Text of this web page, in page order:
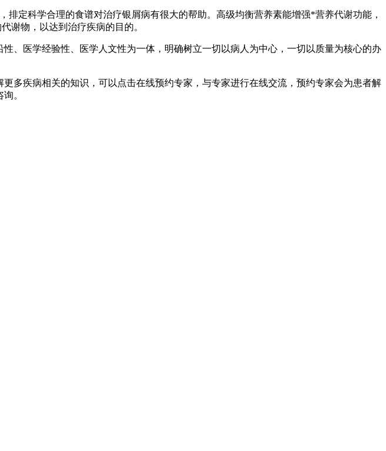
定科学合理的食谱对治疗银屑病有很大的帮助。高级均衡营养素能增强*营养代谢功能，
谢物，以达到治疗疾病的目的。
、医学经验性、医学人文性为一体，明确树立一切以病人为中心，一切以质量为核心的办
多疾病相关的知识，可以点击在线预约专家，与专家进行在线交流，预约专家会为患者解
。